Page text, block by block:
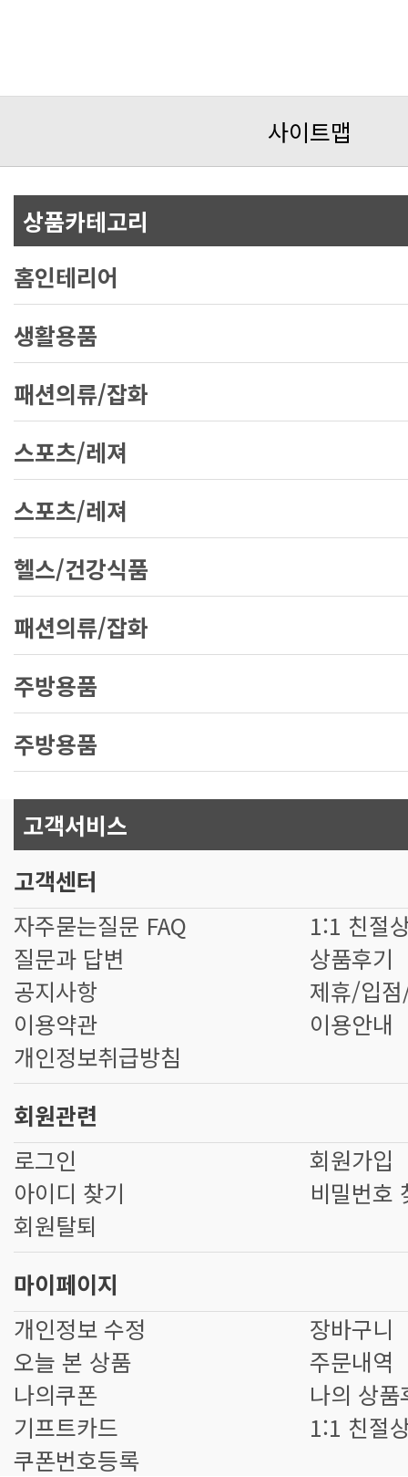
사이트맵
상품카테고리
홈인테리어
생활용품
패션의류/잡화
스포츠/레져
스포츠/레져
헬스/건강식품
패션의류/잡화
주방용품
주방용품
고객서비스
고객센터
자주묻는질문 FAQ
질문과 답변
공지사항
이용약관
개인정보취급방침
1:1 친절
상품후기
제휴/입
이용안내
회원관련
로그인
아이디 찾기
회원탈퇴
회원가입
비밀번호
마이페이지
개인정보 수정
오늘 본 상품
나의쿠폰
기프트카드
쿠폰번호등록
장바구니
주문내역
나의 상품
1:1 친절